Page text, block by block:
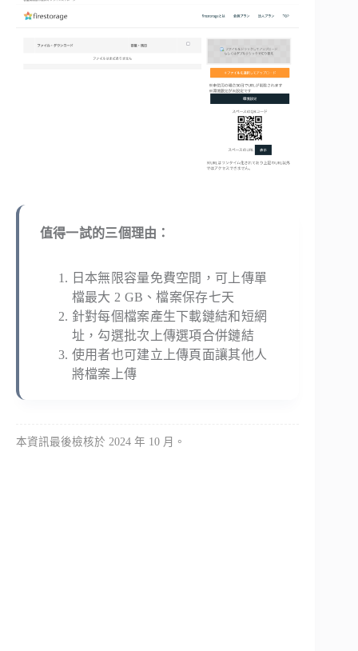
值得一試的三個理由：
日本無限容量免費空間，可上傳單
檔最大 2 GB、檔案保存七天
針對每個檔案產生下載鏈結和短網
址，勾選批次上傳選項合併鏈結
使用者也可建立上傳頁面讓其他人
將檔案上傳
本資訊最後檢核於 2024 年 10 月。